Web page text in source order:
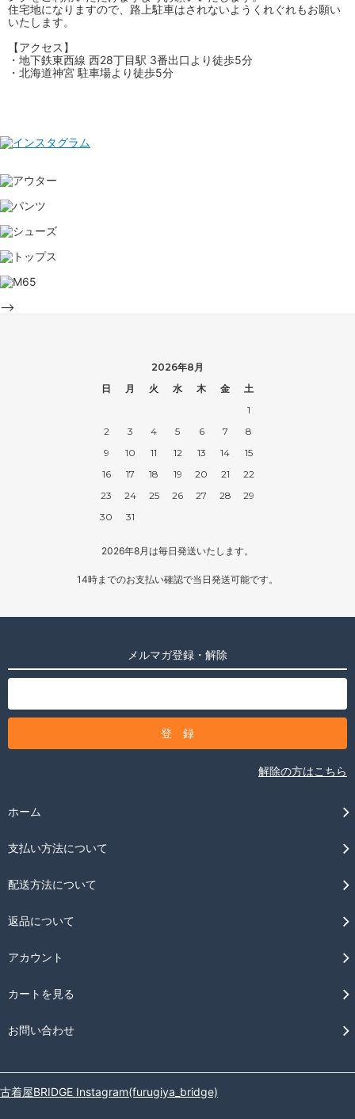
住宅地になりますので、路上駐車はされないようくれぐれもお願い
いたします。
【アクセス】
・地下鉄東西線 西28丁目駅 3番出口より徒歩5分
・北海道神宮 駐車場より徒歩5分
-->
2026年8月
日
月 火 水 木 金
土
1
2
3 4 5 6 7
8
9
10 11 12 13 14
15
16
17 18 19 20 21
22
23
24 25 26 27 28
29
30
31
2026年8月は毎日発送いたします。
14時までのお支払い確認で当日発送可能です。
メルマガ登録・解除
解除の方はこちら
ホーム
支払い方法について
配送方法について
返品について
アカウント
カートを見る
お問い合わせ
古着屋BRIDGE Instagram(furugiya_bridge)